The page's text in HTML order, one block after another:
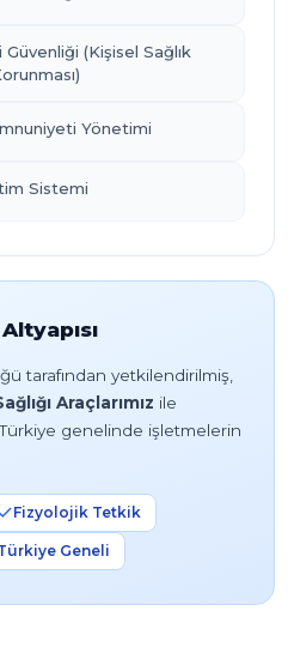
(Kişisel Sağlık
Yönetimi
Sistemi
tarafından yetkilendirilmiş,
Araçlarımız ile
genelinde işletmelerin
Fizyolojik Tetkik
Geneli